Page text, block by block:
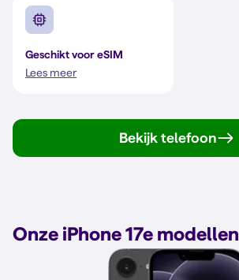
Geschikt voor eSIM
Lees meer
Bekijk telefoon
Onze iPhone 17e modellen